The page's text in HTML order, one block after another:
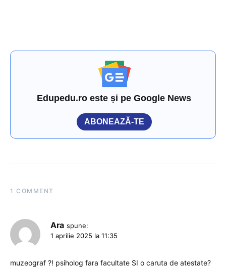
Edupedu.ro este și pe Google News
ABONEAZĂ-TE
1 COMMENT
Ara spune:
1 aprilie 2025 la 11:35
muzeograf ?! psiholog fara facultate SI o caruta de atestate?